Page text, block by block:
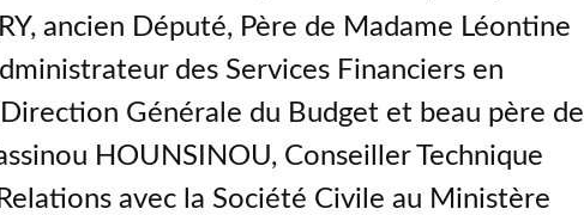
ancien Député, Père de Madame Léontine
des Services Financiers en
Générale du Budget et beau père de
HOUNSINOU, Conseiller Technique
avec la Société Civile au Ministère